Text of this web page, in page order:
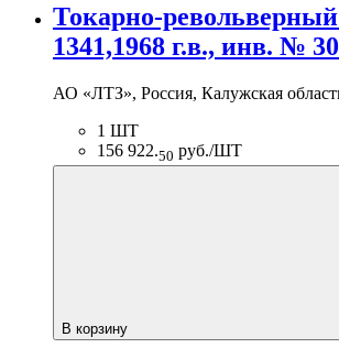
Токарно-
1341,1968 г.в., инв. №
АО «ЛТЗ», Россия, Калужская
1 ШТ
156 922.50 руб./ШТ
В корзину